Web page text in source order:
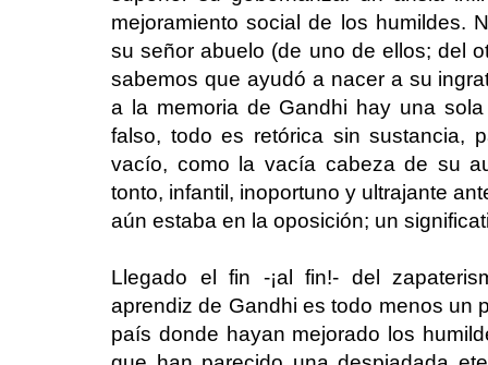
mejoramiento social de los humildes.
su señor abuelo (de uno de ellos; del
sabemos que ayudó a nacer a su
a la memoria de Gandhi hay una
falso, todo es retórica sin sustancia,
vacío, como la vacía cabeza de su
tonto, infantil, inoportuno y ultrajante
aún estaba en la oposición; un
Llegado el fin -¡al fin!- del
aprendiz de Gandhi es todo menos un
país donde hayan mejorado los